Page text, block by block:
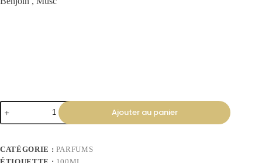
Ajouter au panier
CATÉGORIE : PARFUMS